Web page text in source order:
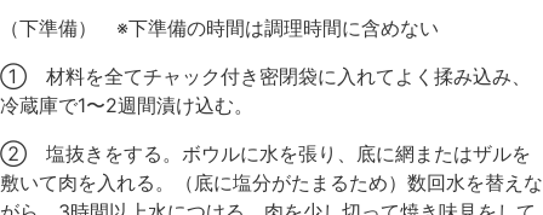
（下準備） ※下準備の時間は調理時間に含めない
① 材料を全てチャック付き密閉袋に入れてよく揉み込み、
冷蔵庫で1〜2週間漬け込む。
② 塩抜きをする。ボウルに水を張り、底に網またはザルを
敷いて肉を入れる。（底に塩分がたまるため）数回水を替えな